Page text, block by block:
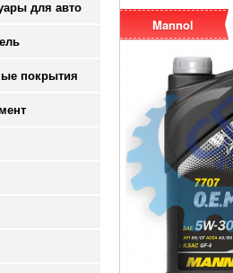
для авто
покрытия
Mannol